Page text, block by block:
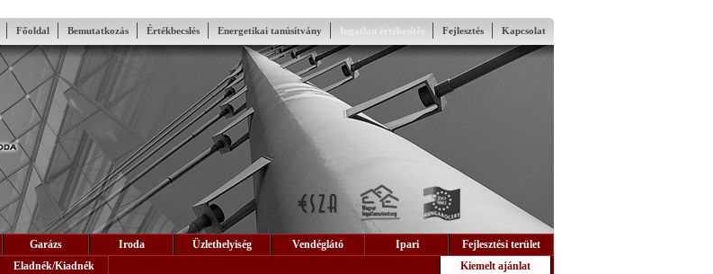
Főoldal Bemutatkozás Értékbecslés Energetikai tanúsítvány Ingatlan értékesítés Fejlesztés Kapcsolat
Garázs Iroda Üzlethelyiség Vendéglátó Ipari
Fejlesztési terület
Eladnék/Kiadnék
Kiemelt ajánlat